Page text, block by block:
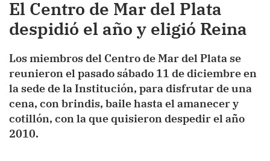
El Centro de Mar del Plata
despidió el año y eligió Reina
Los miembros del Centro de Mar del Plata se
reunieron el pasado sábado 11 de diciembre en
la sede de la Institución, para disfrutar de una
cena, con brindis, baile hasta el amanecer y
cotillón, con la que quisieron despedir el año
2010.